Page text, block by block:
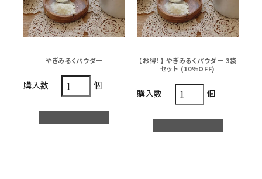
やぎみるくパウダー
購入数 個
【お得！】 やぎみるくパウダー 3袋
セット (10％OFF)
購入数 個